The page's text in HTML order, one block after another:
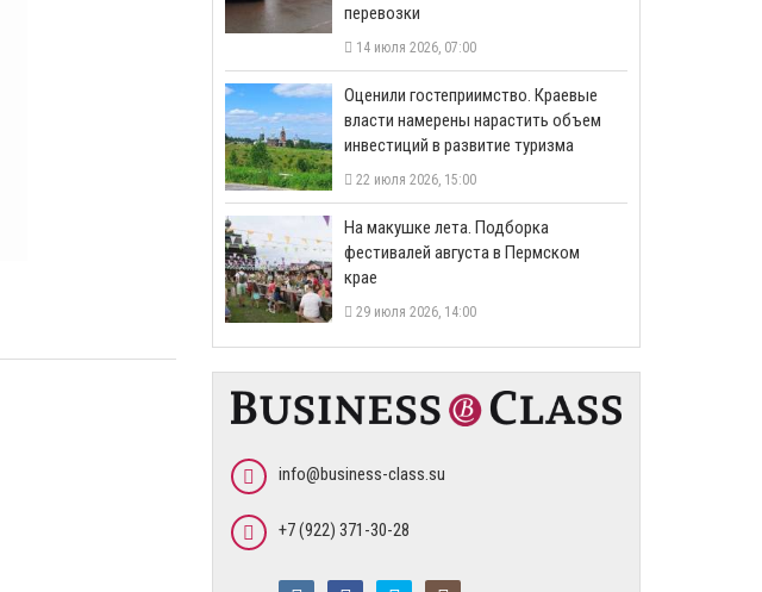
перевозки
14 июля 2026, 07:00
Оценили гостеприимство. Краевые
власти намерены нарастить объем
инвестиций в развитие туризма
22 июля 2026, 15:00
На макушке лета. Подборка
фестивалей августа в Пермском
крае
29 июля 2026, 14:00
info@business-class.su
+7 (922) 371-30-28